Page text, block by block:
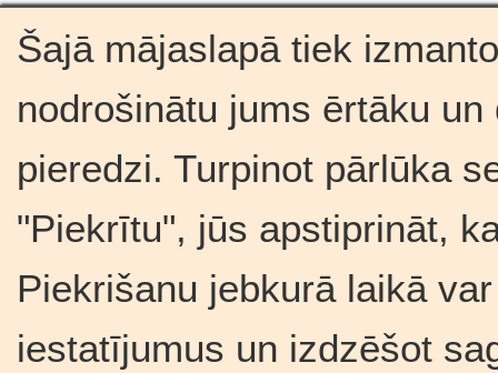
Šajā mājaslapā tiek
nodrošinātu jums ērtāku
pieredzi. Turpinot pārlūka
"Piekrītu", jūs apstiprināt,
Piekrišanu jebkurā laikā
iestatījumus un izdzēšot